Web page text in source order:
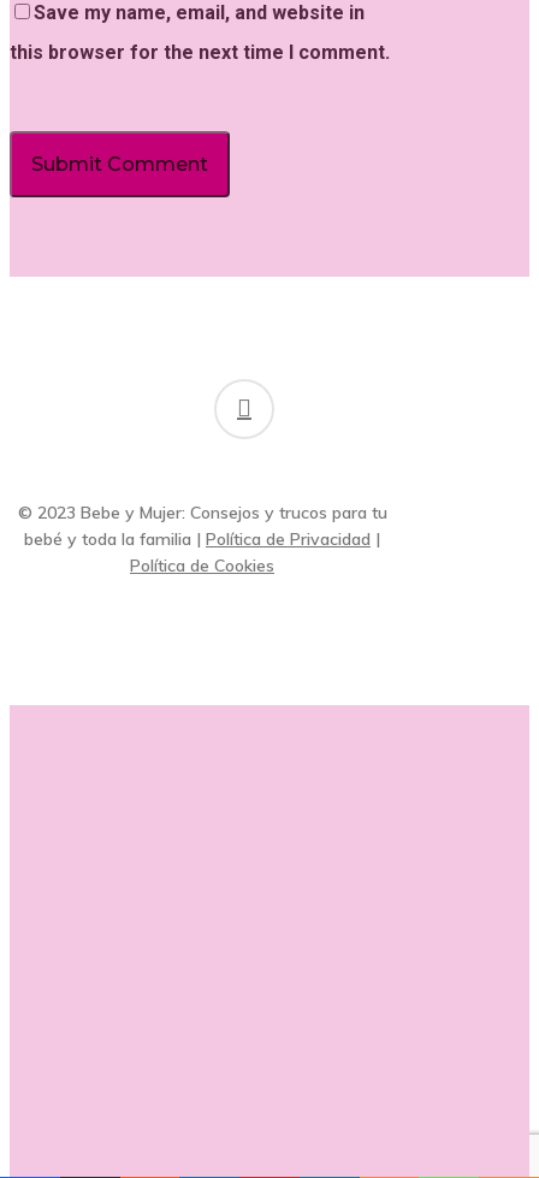
Save my name, email, and website in
this browser for the next time I comment.
facebook
© 2023 Bebe y Mujer: Consejos y trucos para tu
bebé y toda la familia | Política de Privacidad |
Política de Cookies